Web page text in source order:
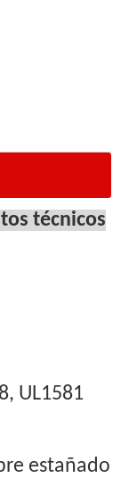
técnicos
℃
300V
UL1581
estañado